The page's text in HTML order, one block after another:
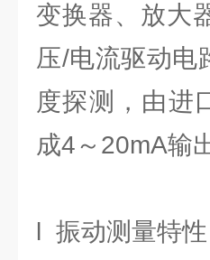
变换器、放大
压/电流驱动电
度探测，由进
成4～20mA输
l 振动测量特